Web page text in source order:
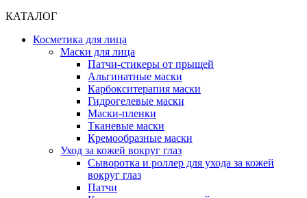
КАТАЛОГ
Косметика для лица
Маски для лица
Патчи-стикеры от прыщей
Альгинатные маски
Карбокситерапия маски
Гидрогелевые маски
Маски-пленки
Тканевые маски
Кремообразные маски
Уход за кожей вокруг глаз
Сыворотка и роллер для ухода за кожей
вокруг глаз
Патчи